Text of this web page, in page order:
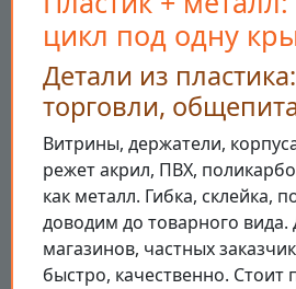
цикл под одну
Детали из
торговли,
Витрины, держатели,
режет акрил, ПВХ,
как металл. Гибка, склейка,
доводим до товарного вида.
магазинов, частных
быстро, качественно. Стоит